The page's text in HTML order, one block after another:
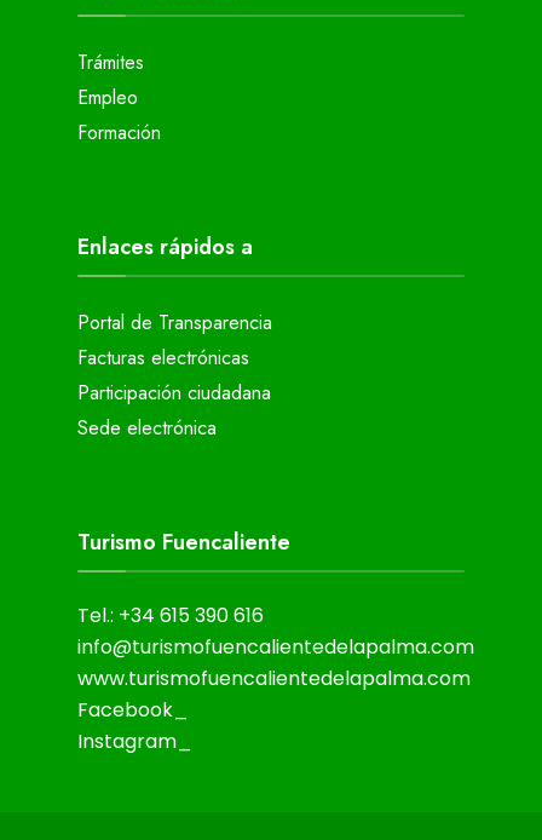
Trámites
Empleo
Formación
Enlaces rápidos a
Portal de Transparencia
Facturas electrónicas
Participación ciudadana
Sede electrónica
Turismo Fuencaliente
Tel.: +34 615 390 616
info@turismofuencalientedelapalma.com
www.turismofuencalientedelapalma.com
Facebook_
Instagram_